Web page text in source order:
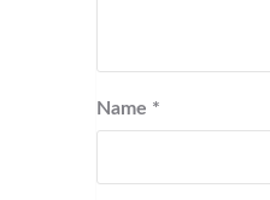
Name *